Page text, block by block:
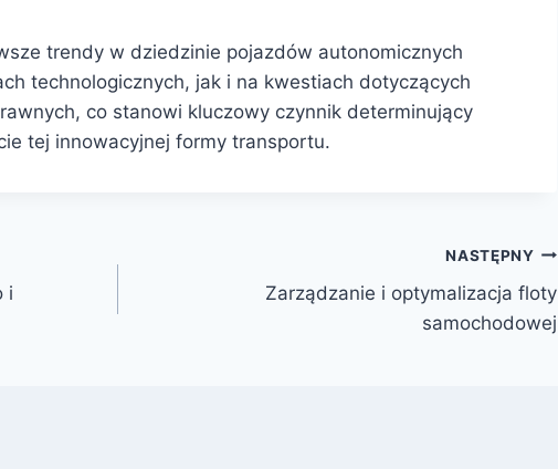
trendy w dziedzinie pojazdów autonomicznych
technologicznych, jak i na kwestiach dotyczących
co stanowi kluczowy czynnik determinujący
tej innowacyjnej formy transportu.
i
NASTĘPNY
Zarządzanie i optymalizacja floty
samochodowej